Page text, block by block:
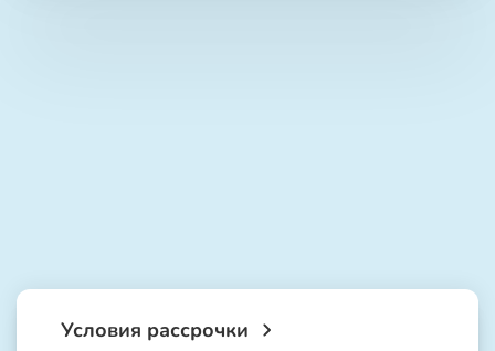
Условия рассрочки